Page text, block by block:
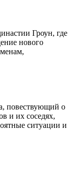
Гроун, где
нового
повествующий о
и их соседях,
ситуации и